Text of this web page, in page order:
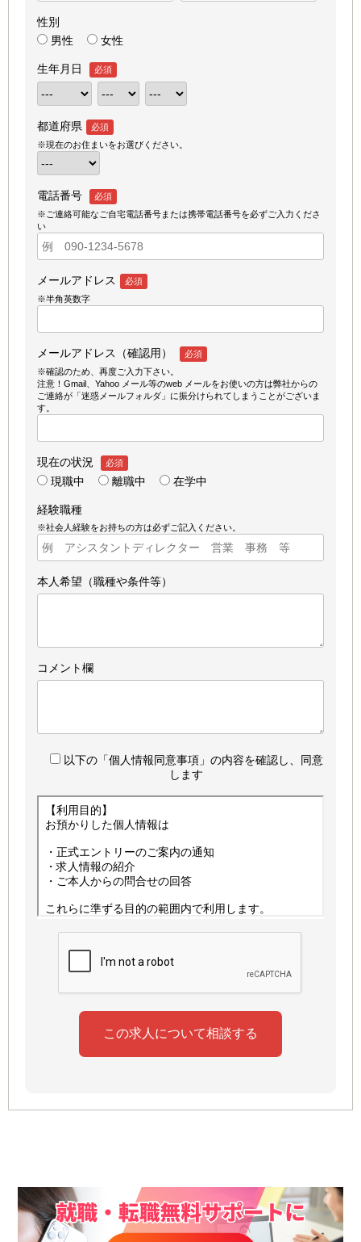
性別
男性
女性
生年月日 必須
都道府県
必須
※現在のお住まいをお選びください。
電話番号
必須
※ご連絡可能なご自宅電話番号または携帯電話番号を必ずご入力くださ
い
メールアドレス
必須
※半角英数字
メールアドレス（確認用）
必須
※確認のため、再度ご入力下さい。
注意！Gmail、Yahoo メール等のweb メールをお使いの方は弊社からの
ご連絡が「迷惑メールフォルダ」に振分けられてしまうことがございま
す。
現在の状況 必須
現職中 離職中 在学中
経験職種
※社会人経験をお持ちの方は必ずご記入ください。
本人希望（職種や条件等）
コメント欄
以下の「個人情報同意事項」の内容を確認し、同意
します